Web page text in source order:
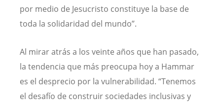
por medio de Jesucristo constituye la base de
toda la solidaridad del mundo”.
Al mirar atrás a los veinte años que han pasado,
la tendencia que más preocupa hoy a Hammar
es el desprecio por la vulnerabilidad. “Tenemos
el desafío de construir sociedades inclusivas y